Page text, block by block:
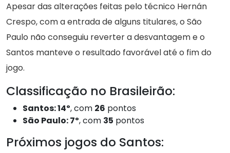
Apesar das alterações feitas pelo técnico Hernán
Crespo, com a entrada de alguns titulares, o São
Paulo não conseguiu reverter a desvantagem e o
Santos manteve o resultado favorável até o fim do
jogo.
Classificação no Brasileirão:
Santos: 14º, com 26 pontos
São Paulo: 7º, com 35 pontos
Próximos jogos do Santos: